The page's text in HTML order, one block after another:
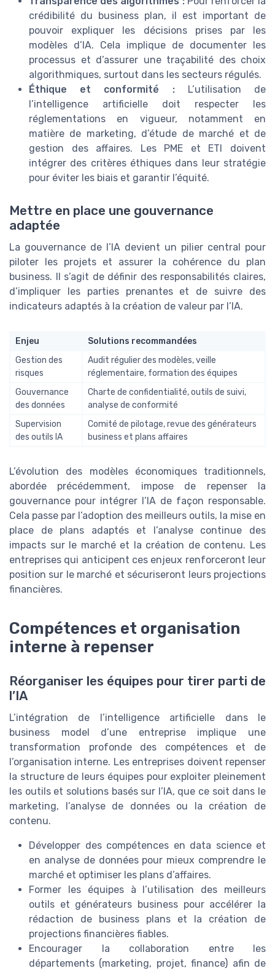
crédibilité du business plan, il est important de
pouvoir expliquer les décisions prises par les
modèles d’IA. Cela implique de documenter les
processus et d’assurer une traçabilité des choix
algorithmiques, surtout dans les secteurs régulés.
Éthique et conformité :L’utilisation de
l’intelligence artificielle doit respecter les
réglementations en vigueur, notamment en
matière de marketing, d’étude de marché et de
gestion des affaires. Les PME et ETI doivent
intégrer des critères éthiques dans leur stratégie
pour éviter les biais et garantir l’équité.
Mettre en place une gouvernance
adaptée
La gouvernance de l’IA devient un pilier central pour
piloter les projets et assurer la cohérence du plan
business. Il s’agit de définir des responsabilités claires,
d’impliquer les parties prenantes et de suivre des
indicateurs adaptés à la création de valeur par l’IA.
Enjeu
Solutions recommandées
Gestion des
risques
Audit régulier des modèles, veille
réglementaire, formation des équipes
Gouvernance
des données
Charte de confidentialité, outils de suivi,
analyse de conformité
Supervision
des outils IA
Comité de pilotage, revue des générateurs
business et plans affaires
L’évolution des modèles économiques traditionnels,
abordée précédemment, impose de repenser la
gouvernance pour intégrer l’IA de façon responsable.
Cela passe par l’adoption des meilleurs outils, la mise en
place de plans adaptés et l’analyse continue des
impacts sur le marché et la création de contenu. Les
entreprises qui anticipent ces enjeux renforceront leur
position sur le marché et sécuriseront leurs projections
financières.
Compétences et organisation
interne à repenser
Réorganiser les équipes pour tirer parti de
l’IA
L’intégration de l’intelligence artificielle dans le
business model d’une entreprise implique une
transformation profonde des compétences et de
l’organisation interne. Les entreprises doivent repenser
la structure de leurs équipes pour exploiter pleinement
les outils et solutions basés sur l’IA, que ce soit dans le
marketing, l’analyse de données ou la création de
contenu.
Développer des compétences en data science et
en analyse de données pour mieux comprendre le
marché et optimiser les plans d’affaires.
Former les équipes à l’utilisation des meilleurs
outils et générateurs business pour accélérer la
rédaction de business plans et la création de
projections financières fiables.
Encourager la collaboration entre les
départements (marketing, projet, finance) afin de